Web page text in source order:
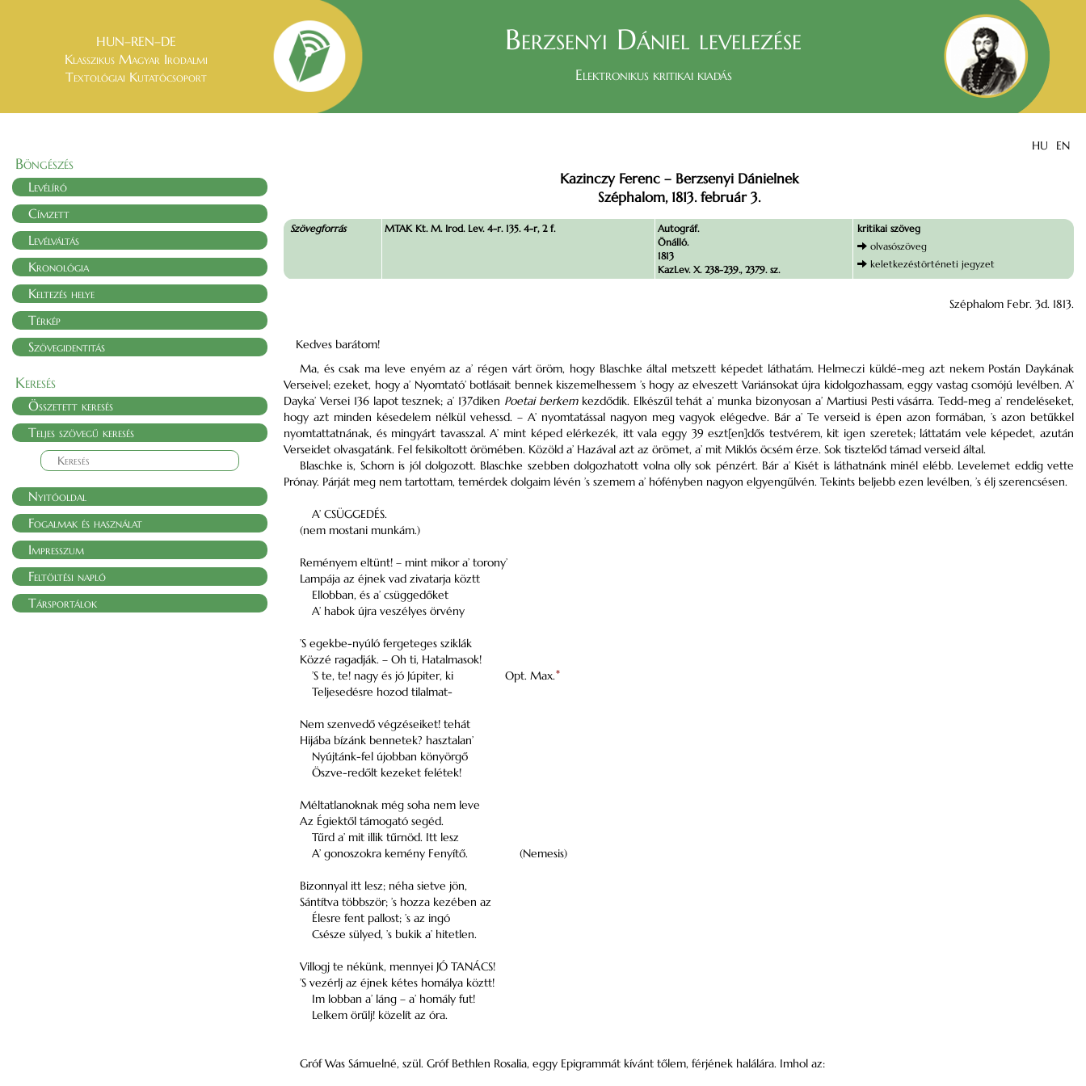
HUN–REN–DE
Klasszikus Magyar Irodalmi
Textológiai Kutatócsoport
Berzsenyi Dániel levelezése
Elektronikus kritikai kiadás
HU EN
Böngészés
Levélíró
Címzett
Levélváltás
Kronológia
Keltezés helye
Térkép
Szövegidentitás
Keresés
Összetett keresés
Teljes szövegű keresés
Nyitóoldal
Fogalmak és használat
Impresszum
Feltöltési napló
Társportálok
Kazinczy Ferenc – Berzsenyi Dánielnek
Széphalom, 1813. február 3.
Szövegforrás MTAK Kt. M. Irod. Lev. 4-r. 135. 4-r, 2 f.
Autográf.
Önálló.
1813
KazLev. X. 238-239., 2379. sz.
kritikai szöveg
olvasószöveg
keletkezéstörténeti jegyzet
Széphalom Febr. 3d. 1813.
Kedves barátom!
Ma, és csak ma leve enyém az a’ régen várt öröm, hogy Blaschke által metszett képedet láthatám. Helmeczi küldé-meg azt nekem Postán Daykának
Verseivel; ezeket, hogy a’ Nyomtató’ botlásait bennek kiszemelhessem ’s hogy az elveszett Variánsokat újra kidolgozhassam, eggy vastag csomójú levélben. A’
Dayka’ Versei 136 lapot tesznek; a’ 137diken Poetai berkemkezdődik. Elkészűl tehát a’ munka bizonyosan a’ Martiusi Pesti vásárra. Tedd-meg a’ rendeléseket,
hogy azt minden késedelem nélkül vehessd. – A’ nyomtatással nagyon meg vagyok elégedve. Bár a’ Te verseid is épen azon formában, ’s azon betűkkel
nyomtattatnának, és mingyárt tavasszal. A’ mint képed elérkezék, itt vala eggy 39 eszt[en]dős testvérem, kit igen szeretek; láttatám vele képedet, azután
Verseidet olvasgatánk. Fel felsikoltott örömében. Közöld a’ Hazával azt az örömet, a’ mit Miklós öcsém érze. Sok tisztelőd támad verseid által.
Blaschke is, Schorn is jól dolgozott. Blaschke szebben dolgozhatott volna olly sok pénzért. Bár a’ Kisét is láthatnánk minél elébb. Levelemet eddig vette
Prónay. Párját meg nem tartottam, temérdek dolgaim lévén ’s szemem a’ hófényben nagyon elgyengűlvén. Tekints beljebb ezen levélben, ’s élj szerencsésen.
A’ CSÜGGEDÉS.
(nem mostani munkám.)
Reményem eltünt! – mint mikor a’ torony’
Lampája az éjnek vad zivatarja köztt
Ellobban, és a’ csüggedőket
A’ habok újra veszélyes örvény
’S egekbe-nyúló fergeteges sziklák
Közzé ragadják. – Oh ti, Hatalmasok!
’S te, te! nagy és jó Júpiter, ki
Opt. Max.*
Teljesedésre hozod tilalmat-
Nem szenvedő végzéseiket! tehát
Hijába bízánk bennetek? hasztalan’
Nyújtánk-fel újobban könyörgő
Öszve-redőlt kezeket felétek!
Méltatlanoknak még soha nem leve
Az Égiektől támogató segéd.
Tűrd a’ mit illik tűrnöd. Itt lesz
A’ gonoszokra kemény Fenyítő.
(Nemesis)
Bizonnyal itt lesz; néha sietve jön,
Sántítva többször; ’s hozza kezében az
Élesre fent pallost; ’s az ingó
Csésze sülyed, ’s bukik a’ hitetlen.
Villogj te nékünk, mennyei JÓ TANÁCS!
’S vezérlj az éjnek kétes homálya köztt!
Im lobban a’ láng – a’ homály fut!
Lelkem örűlj! közelít az óra.
Gróf Was Sámuelné, szül. Gróf Bethlen Rosalia, eggy Epigrammát kívánt tőlem, férjének halálára. Imhol az: